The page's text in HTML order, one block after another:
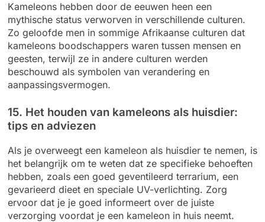
Kameleons hebben door de eeuwen heen een
mythische status verworven in verschillende culturen.
Zo geloofde men in sommige Afrikaanse culturen dat
kameleons boodschappers waren tussen mensen en
geesten, terwijl ze in andere culturen werden
beschouwd als symbolen van verandering en
aanpassingsvermogen.
15. Het houden van kameleons als huisdier:
tips en adviezen
Als je overweegt een kameleon als huisdier te nemen, is
het belangrijk om te weten dat ze specifieke behoeften
hebben, zoals een goed geventileerd terrarium, een
gevarieerd dieet en speciale UV-verlichting. Zorg
ervoor dat je je goed informeert over de juiste
verzorging voordat je een kameleon in huis neemt.